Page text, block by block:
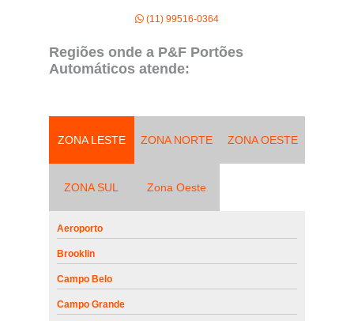
(11) 99516-0364
Regiões onde a P&F Portões
Automáticos atende:
ZONA LESTE ZONA NORTE ZONA OESTE
ZONA SUL Zona Oeste
Aeroporto
Brooklin
Campo Belo
Campo Grande